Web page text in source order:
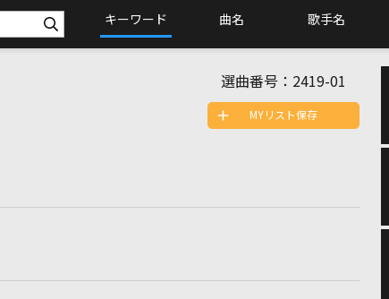
キーワード 曲名 歌手名
選曲番号： 2419-01
MYリスト保存